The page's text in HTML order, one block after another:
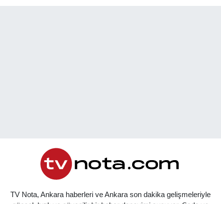
TV Nota, Ankara haberleri ve Ankara son dakika gelişmeleriyle